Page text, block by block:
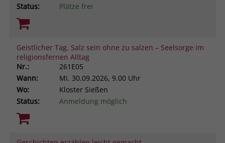
Status:
Plätze frei
Geistlicher Tag. Salz sein ohne zu salzen – Seelsorge im
religionsfernen Alltag
Nr.:
261E05
Wann:
Mi. 30.09.2026, 9.00 Uhr
Wo:
Kloster Sießen
Status:
Anmeldung möglich